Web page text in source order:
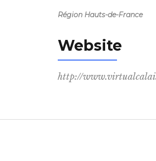
Région Hauts-de-France
Website
http://